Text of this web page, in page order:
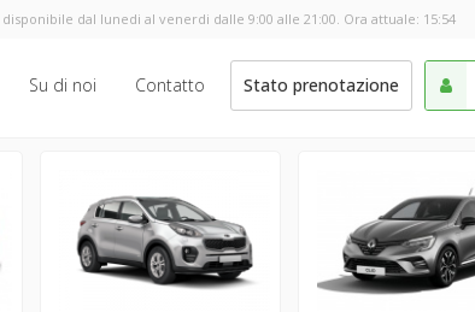
dal lunedi al venerdi dalle 9:00 alle 21:00. Ora attuale: 15:54
Su di noi Contatto Stato prenotazione